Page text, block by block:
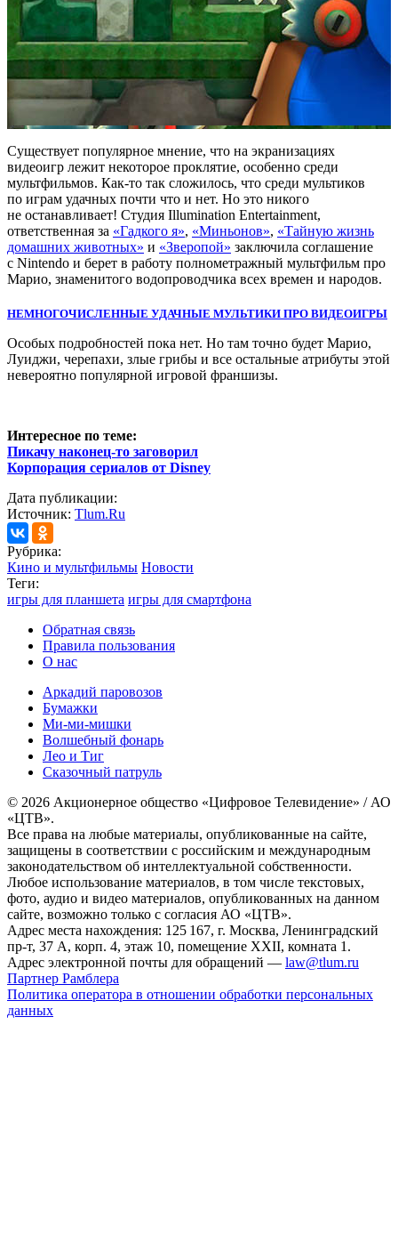
Существует популярное мнение, что на экранизациях
видеоигр лежит некоторое проклятие, особенно среди
мультфильмов. Как-то так сложилось, что среди мультиков
по играм удачных почти что и нет. Но это никого
не останавливает! Студия Illumination Entertainment,
ответственная за «Гадкого я», «Миньонов», «Тайную жизнь
домашних животных» и «Зверопой» заключила соглашение
с Nintendo и берет в работу полнометражный мультфильм про
Марио, знаменитого водопроводчика всех времен и народов.
НЕМНОГОЧИСЛЕННЫЕ УДАЧНЫЕ МУЛЬТИКИ ПРО ВИДЕОИГРЫ
Особых подробностей пока нет. Но там точно будет Марио,
Луиджи, черепахи, злые грибы и все остальные атрибуты этой
невероятно популярной игровой франшизы.
Интересное по теме:
Пикачу наконец-то заговорил
Корпорация сериалов от Disney
Дата публикации:
Источник: Tlum.Ru
Рубрика:
Кино и мультфильмы Новости
Теги:
игры для планшета игры для смартфона
Обратная связь
Правила пользования
О нас
Аркадий паровозов
Бумажки
Ми-ми-мишки
Волшебный фонарь
Лео и Тиг
Сказочный патруль
© 2026 Акционерное общество «Цифровое Телевидение» / АО
«ЦТВ».
Все права на любые материалы, опубликованные на сайте,
защищены в соответствии с российским и международным
законодательством об интеллектуальной собственности.
Любое использование материалов, в том числе текстовых,
фото, аудио и видео материалов, опубликованных на данном
сайте, возможно только с согласия АО «ЦТВ».
Адрес места нахождения: 125 167, г. Москва, Ленинградский
пр-т, 37 А, корп. 4, этаж 10, помещение XXII, комната 1.
Адрес электронной почты для обращений — law@tlum.ru
Партнер Рамблера
Политика оператора в отношении обработки персональных
данных